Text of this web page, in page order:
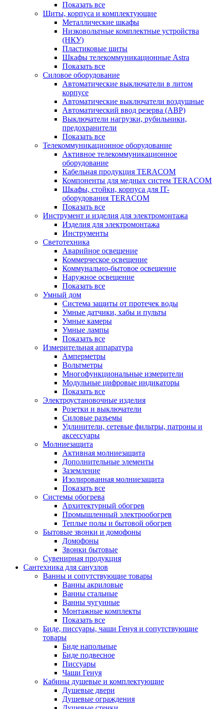
Показать все
Щиты, корпуса и комплектующие
Металлические шкафы
Низковольтные комплектные устройства
(НКУ)
Пластиковые щиты
Шкафы телекоммуникационные Astra
Показать все
Силовое оборудование
Автоматические выключатели в литом
корпусе
Автоматические выключатели воздушные
Автоматический ввод резерва (АВР)
Выключатели нагрузки, рубильники,
предохранители
Показать все
Телекоммуникационное оборудование
Активное телекоммуникационное
оборудование
Кабельная продукция TERACOM
Компоненты для медных систем TERACOM
Шкафы, стойки, корпуса для IT-
оборудования TERACOM
Показать все
Инструмент и изделия для электромонтажа
Изделия для электромонтажа
Инструменты
Светотехника
Аварийное освещение
Коммерческое освещение
Коммунально-бытовое освещение
Наружное освещение
Показать все
Умный дом
Система защиты от протечек воды
Умные датчики, хабы и пульты
Умные камеры
Умные лампы
Показать все
Измерительная аппаратура
Амперметры
Вольтметры
Многофункциональные измерители
Модульные цифровые индикаторы
Показать все
Электроустановочные изделия
Розетки и выключатели
Силовые разъемы
Удлинители, сетевые фильтры, патроны и
аксессуары
Молниезащита
Активная молниезащита
Дополнительные элементы
Заземление
Изолированная молниезащита
Показать все
Системы обогрева
Архитектурный обогрев
Промышленный электрообогрев
Теплые полы и бытовой обогрев
Бытовые звонки и домофоны
Домофоны
Звонки бытовые
Сувенирная продукция
Сантехника для санузлов
Ванны и сопутствующие товары
Ванны акриловые
Ванны стальные
Ванны чугунные
Монтажные комплекты
Показать все
Биде, писсуары, чаши Генуя и сопутствующие
товары
Биде напольные
Биде подвесное
Писсуары
Чаши Генуя
Кабины душевые и комплектующие
Душевые двери
Душевые ограждения